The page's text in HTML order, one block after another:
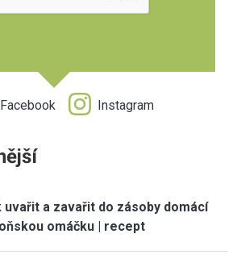
Facebook Instagram
uvařit a zavařit do zásoby domácí
omáčku | recept